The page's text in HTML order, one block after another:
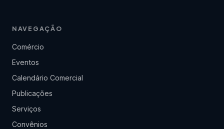
NAVEGAÇÃO
Comércio
Eventos
Calendário Comercial
Publicações
Serviços
Convênios